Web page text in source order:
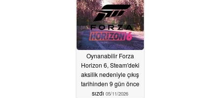
05/12/2026 05/11/2026
Oynanabilir Forza
Horizon 6, Steam'deki
aksilik nedeniyle çıkış
tarihinden 9 gün önce
sızdı 05/11/2026